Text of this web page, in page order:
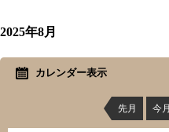
2025年8月
カレンダー表示
先月 今月